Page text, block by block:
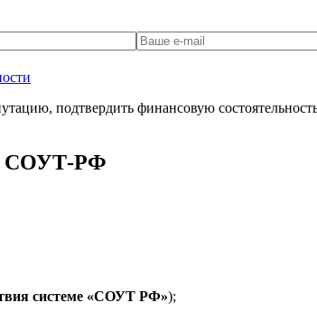
подтвердить финансовую
СОУТ-РФ
системе «СОУТ РФ»);